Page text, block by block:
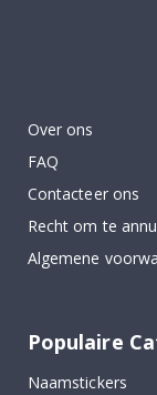
Over ons
FAQ
Contacteer ons
Recht om te
Algemene
Populaire
Naamstickers